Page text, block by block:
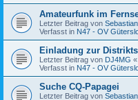
Amateurfunk im
Letzter Beitrag von
Verfasst in N47 - OV
Einladung zur
Letzter Beitrag von DJ4MG «
Verfasst in N47 - OV
Suche CQ-Papagei
Letzter Beitrag von